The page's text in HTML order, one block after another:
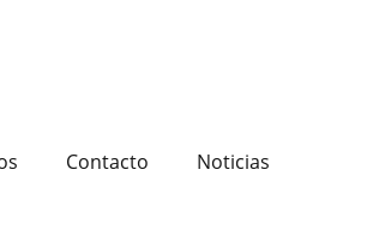
Contacto Noticias